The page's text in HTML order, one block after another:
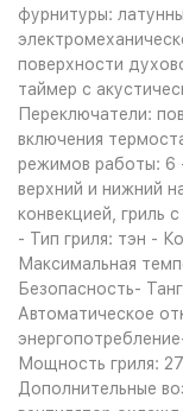
фурнитуры:
поверхности
таймер с
Переключатели:
включения
режимов работы: 6
верхний и нижний
конвекцией, гриль
- Тип гриля: тэн -
Максимальная
Безопасность-
Автоматическое
Мощность гриля:
Дополнительные